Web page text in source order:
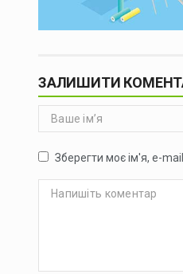
ЗАЛИШИТИ
Зберегти моє ім'я, e-